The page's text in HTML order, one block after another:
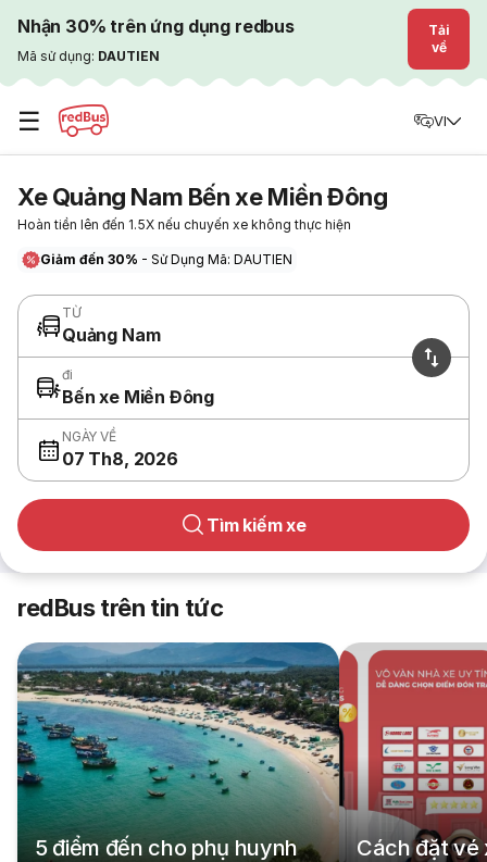
Nhận 30% trên ứng dụng redbus
Mã sử dụng: DAUTIEN
Tải
về
☰ VI
Xe Quảng Nam Bến xe Miền Đông
Hoàn tiền lên đến 1.5X nếu chuyến xe không thực hiện
Giảm đến 30% - Sử Dụng Mã: DAUTIEN
TỪ
Quảng Nam
đi
Bến xe Miền Đông
NGÀY VỀ
07 Th8, 2026
Tìm kiếm xe
redBus trên tin tức
5 điểm đến cho phụ huynh
Cách đặt vé